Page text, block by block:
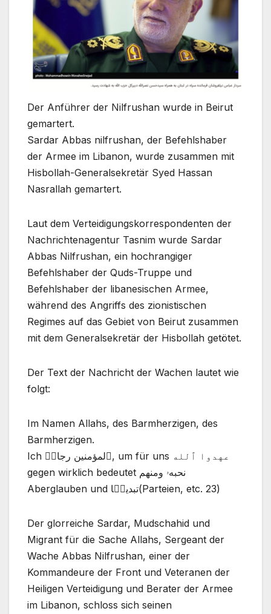
Der Anführer der Nilfrushan wurde in Beirut
gemartert.
Sardar Abbas nilfrushan, der Befehlshaber
der Armee im Libanon, wurde zusammen mit
Hisbollah-Generalsekretär Syed Hassan
Nasrallah gemartert.
Laut dem Verteidigungskorrespondenten der
Nachrichtenagentur Tasnim wurde Sardar
Abbas Nilfrushan, ein hochrangiger
Befehlshaber der Quds-Truppe und
Befehlshaber der libanesischen Armee,
während des Angriffs des zionistischen
Regimes auf das Gebiet von Beirut zusammen
mit dem Generalsekretär der Hisbollah getötet.
Der Text der Nachricht der Wachen lautet wie
folgt:
Im Namen Allahs, des Barmherzigen, des
Barmherzigen.
Ich ٱلمؤمنین رجالࣱ, um für uns عهدوا ٱلله
gegen wirklich bedeutet نحبهۥ ومنهم
Aberglauben und تبدیلࣰا(Parteien, etc. 23)
Der glorreiche Sardar, Mudschahid und
Migrant für die Sache Allahs, Sergeant der
Wache Abbas Nilfrushan, einer der
Kommandeure der Front und Veteranen der
Heiligen Verteidigung und Berater der Armee
im Libanon, schloss sich seinen